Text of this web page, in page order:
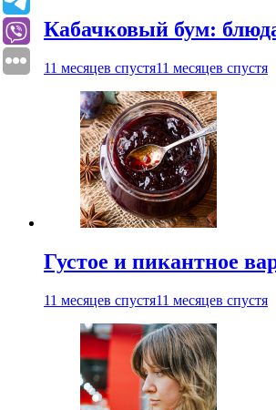
Кабачковый бум:
11 месяцев спустя11 месяцев спустя
Густое и пикантное
11 месяцев спустя11 месяцев спустя